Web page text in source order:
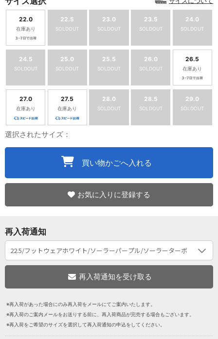
22.0
在庫あり
22.5
SOLDOUT
23.0
SOLDOUT
23.5
SOLDOUT
24.0
SOLDOUT
24.5
SOLDOUT
25.0
SOLDOUT
25.5
SOLDOUT
26.0
SOLDOUT
26.5
在庫あり
27.0
在庫あり
27.5
在庫あり
28.0
SOLDOUT
28.5
SOLDOUT
29.0
SOLDOUT
選択されたサイズ：
買い物かごへ入れる
お気に入りに登録する
再入荷通知
※再入荷があった場合にのみ再入荷をメールにてご案内いたします。
※再入荷のご案内メールをお送りする前に、再入荷商品が完売する場合もございます。
※再入荷をご希望のサイズを選択して再入荷通知の申込をしてください。